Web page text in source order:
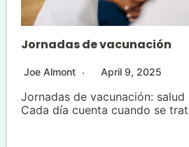
Jornadas de vacunación
Joe Almont April 9, 2025
Jornadas de vacunación:
Cada día cuenta cuando se